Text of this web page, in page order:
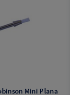
Mini Plana